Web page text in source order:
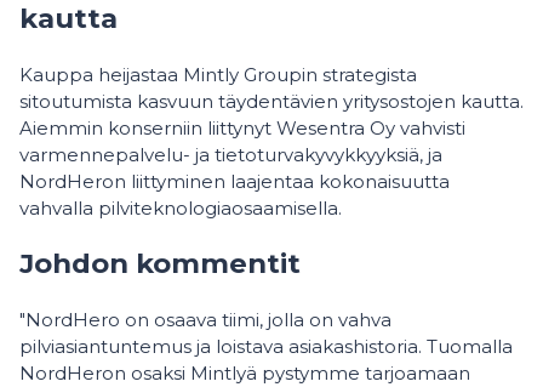
kautta
Kauppa heijastaa Mintly Groupin strategista
sitoutumista kasvuun täydentävien yritysostojen kautta.
Aiemmin konserniin liittynyt Wesentra Oy vahvisti
varmennepalvelu- ja tietoturvakyvykkyyksiä, ja
NordHeron liittyminen laajentaa kokonaisuutta
vahvalla pilviteknologiaosaamisella.
Johdon kommentit
"NordHero on osaava tiimi, jolla on vahva
pilviasiantuntemus ja loistava asiakashistoria. Tuomalla
NordHeron osaksi Mintlyä pystymme tarjoamaan